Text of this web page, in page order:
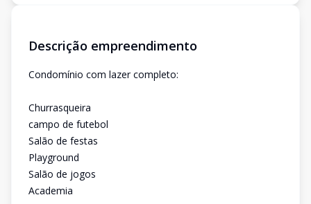
Descrição empreendimento
Condomínio com lazer completo:
Churrasqueira
campo de futebol
Salão de festas
Playground
Salão de jogos
Academia